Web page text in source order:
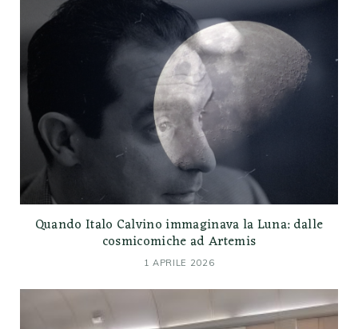
Quando Italo Calvino immaginava la Luna: dalle
cosmicomiche ad Artemis
1 APRILE 2026